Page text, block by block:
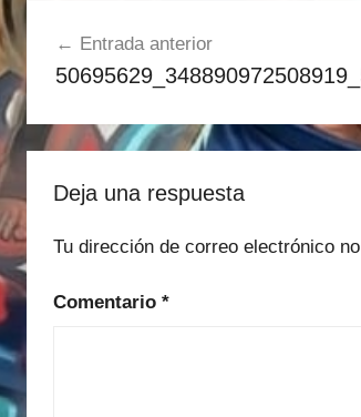
Navegación
entradas
Entrada anterior
Deja una respuesta
Tu dirección de correo electrónico
Comentario *